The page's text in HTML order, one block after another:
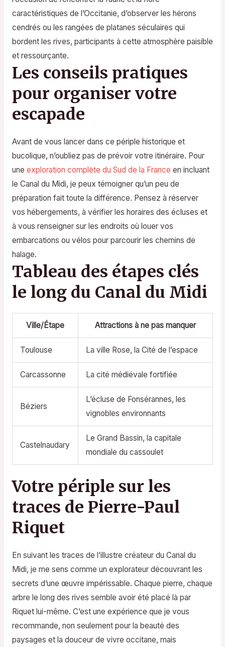
caractéristiques de l’Occitanie, d’observer les hérons
cendrés ou les rangées de platanes séculaires qui
bordent les rives, participants à cette atmosphère paisible
et ressourçante.
Les conseils pratiques
pour organiser votre
escapade
Avant de vous lancer dans ce périple historique et
bucolique, n’oubliez pas de prévoir votre itinéraire. Pour
une exploration complète du Sud de la France en incluant
le Canal du Midi, je peux témoigner qu’un peu de
préparation fait toute la différence. Pensez à réserver
vos hébergements, à vérifier les horaires des écluses et
à vous renseigner sur les endroits où louer vos
embarcations ou vélos pour parcourir les chemins de
halage.
Tableau des étapes clés
le long du Canal du Midi
Ville/Étape Attractions à ne pas manquer
Toulouse La ville Rose, la Cité de l’espace
Carcassonne La cité médiévale fortifiée
Béziers
L’écluse de Fonsérannes, les
vignobles environnants
Castelnaudary
Le Grand Bassin, la capitale
mondiale du cassoulet
Votre périple sur les
traces de Pierre-Paul
Riquet
En suivant les traces de l’illustre créateur du Canal du
Midi, je me sens comme un explorateur découvrant les
secrets d’une œuvre impérissable. Chaque pierre, chaque
arbre le long des rives semble avoir été placé là par
Riquet lui-même. C’est une expérience que je vous
recommande, non seulement pour la beauté des
paysages et la douceur de vivre occitane, mais